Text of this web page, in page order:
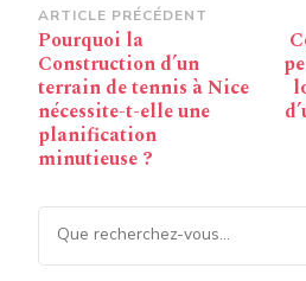
Navigation
d’article
ARTICLE PRÉCÉDENT
Pourquoi la
Construction d’un
terrain de tennis à Nice
nécessite-t-elle une
planification
minutieuse ?
Vous recherchiez quelque
chose ?